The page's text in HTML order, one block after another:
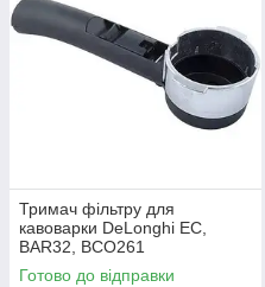
Тримач фільтру для
кавоварки DeLonghi EC,
BAR32, BCO261
(7332173100) Оригінал
Готово до відправки